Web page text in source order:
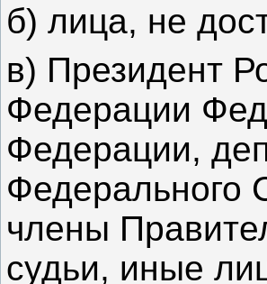
б) лица, не
в) Президент
Федерации
Федерации,
Федерального
члены
судьи, иные